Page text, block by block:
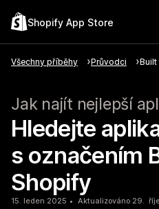
Shopify App Store
Všechny příběhy Průvodci
Jak najít nejlepší
Hledejte
s označením
Shopify
15. leden 2025 Aktualizováno 29.